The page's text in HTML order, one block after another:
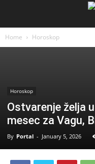
Home Horoskop
Horoskop
Ostvarenje želja
mesec za Vagu,
By Portal - January 5, 2026